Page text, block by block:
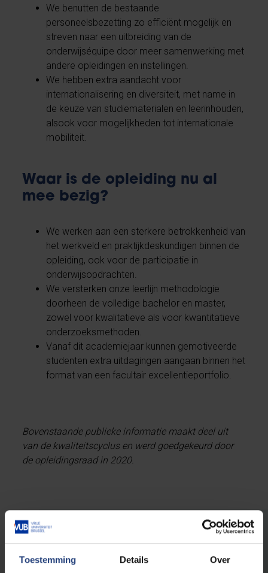
Toestemming Details Over
We benutten de bestaande
personeelsbezetting zo efficiënt mogelijk en
streven naar een uitbreiding van de
onderwijséquipe door meer samenwerking met
andere opleidingen en instellingen.
We hebben extra aandacht voor
internationalisering en diversiteit, met name in
de keuze van studiematerialen en leerinhouden,
alsook voor mogelijkheden tot internationale
mobiliteit.
Waar is de opleiding nu al
mee bezig?
We werken aan een sterkere betrokkenheid van
het werkveld en praktijkdeskundigen binnen de
opleiding, ook voor de participatie in
onderwijsopdrachten.
We versterken onze leerlijn methodologie
doorheen de volledige bachelor en master,
zowel voor kwalitatieve als voor kwantitatieve
onderzoeksmethoden.
Vanaf dit academiejaar kunnen gemotiveerde
studenten extra uitdagingen aangaan binnen het
format van een facultair excellentieportfolio.
Bovenstaande publieke informatie maakt deel uit
van de kwaliteitscyclus en werd goedgekeurd door
de opleidingsraad in 2020.
Master in de politieke
wetenschappen: